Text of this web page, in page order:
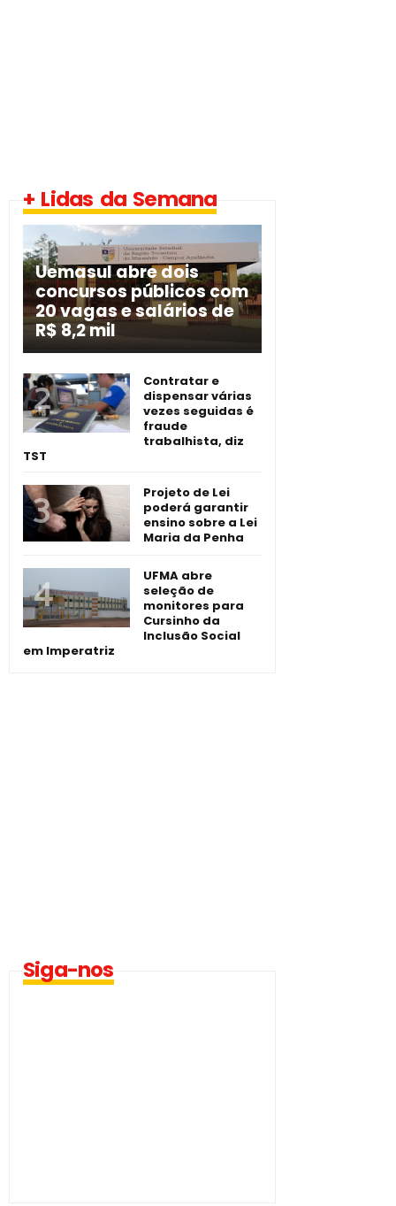
+ Lidas da Semana
Uemasul abre dois
concursos públicos com
20 vagas e salários de
R$ 8,2 mil
Contratar e
dispensar várias
vezes seguidas é
fraude
trabalhista, diz
TST
Projeto de Lei
poderá garantir
ensino sobre a Lei
Maria da Penha
UFMA abre
seleção de
monitores para
Cursinho da
Inclusão Social
em Imperatriz
Siga-nos